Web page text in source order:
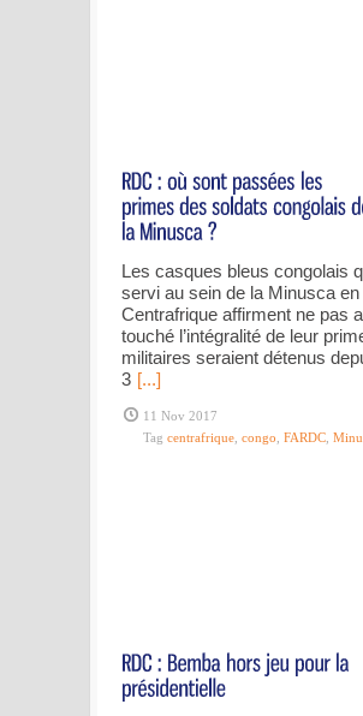
Les casques bleus congolais
servi au sein de la Minusca en
Centrafrique affirment ne pas
touché l’intégralité de leur
militaires seraient détenus
3 [...]
11 Nov 2017
Tag centrafrique, congo, FARDC,